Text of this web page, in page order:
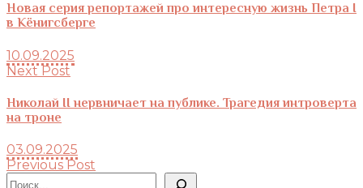
Новая серия репортажей про интересную жизнь Петра I
в Кёнигсберге
10.09.2025
Next Post
Николай II нервничает на публике. Трагедия интроверта
на троне
03.09.2025
Previous Post
Поиск